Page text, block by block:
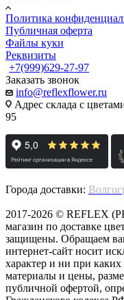
Политика
Публичная оферта
Файлы куки
Реквизиты
+7(999)629-27-97
Заказать звонок
info@reflexflower.ru
Адрес склада с
95
Города доставки:
2017-2026 © REFLEX
магазин по доставке
защищены. Обращаем
интернет-сайт носит
характер и ни при
материалы и цены,
публичной офертой,